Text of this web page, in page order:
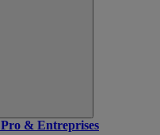
Pro & Entreprises